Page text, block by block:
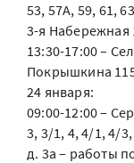
53, 57А, 59, 61,
3-я Набережная
13:30-17:00 –
Покрышкина
24 января:
09:00-12:00 –
3, 3/1, 4, 4/1, 4/
д. 3а – работы